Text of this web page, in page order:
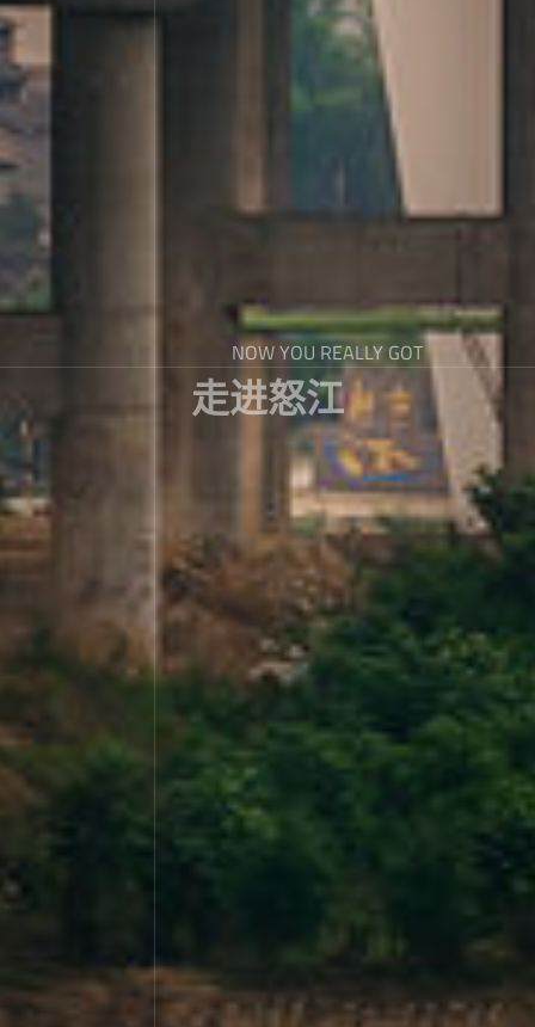
NOW YOU REALLY GOT
走进怒江